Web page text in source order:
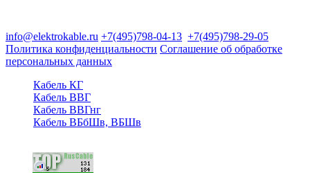
info@elektrokable.ru +7(495)798-04-13 +7(495)798-29-05
Политика конфиденциальности Соглашение об обработке
персональных данных
Кабель КГ
Кабель ВВГ
Кабель ВВГнг
Кабель ВБбШв, ВБШв